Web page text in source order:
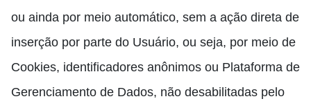
ou ainda por meio automático, sem a ação direta de
inserção por parte do Usuário, ou seja, por meio de
Cookies, identificadores anônimos ou Plataforma de
Gerenciamento de Dados, não desabilitadas pelo